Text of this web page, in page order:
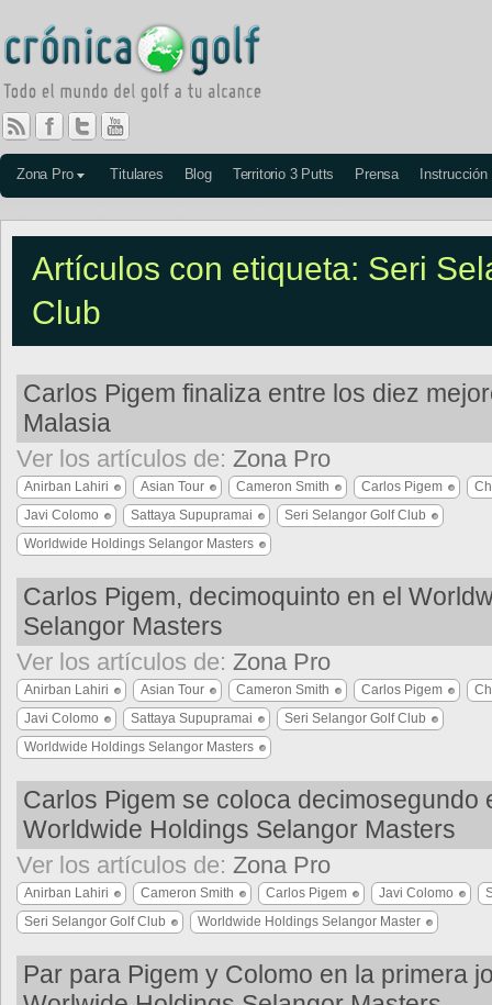
Zona Pro Titulares Blog Territorio 3 Putts Prensa Instrucción
Artículos con etiqueta: Seri
Club
Carlos Pigem finaliza entre los diez
Malasia
Ver los artículos de: Zona Pro
Anirban Lahiri Asian Tour Cameron Smith Carlos Pigem
Javi Colomo
Sattaya Supupramai
Seri Selangor Golf Club
Worldwide Holdings Selangor Masters
Carlos Pigem, decimoquinto en el
Selangor Masters
Ver los artículos de: Zona Pro
Anirban Lahiri Asian Tour Cameron Smith Carlos Pigem
Javi Colomo
Sattaya Supupramai
Seri Selangor Golf Club
Worldwide Holdings Selangor Masters
Carlos Pigem se coloca decimosegundo
Worldwide Holdings Selangor Masters
Ver los artículos de: Zona Pro
Anirban Lahiri Cameron Smith Carlos Pigem Javi Colomo
Seri Selangor Golf Club
Worldwide Holdings Selangor Master
Par para Pigem y Colomo en la primera